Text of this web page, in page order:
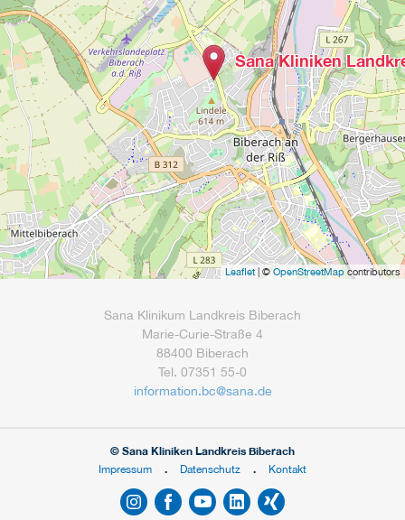
Sana Kliniken
Leaflet| ©OpenStreetMap contributors
Sana Klinikum Landkreis Biberach
Marie-Curie-Straße 4
88400 Biberach
Tel. 07351 55-0
information.bc@sana.de
© Sana Kliniken Landkreis Biberach
Impressum
Datenschutz Kontakt